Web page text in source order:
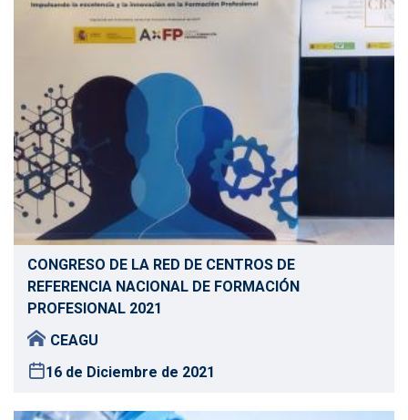
CONGRESO DE LA RED DE CENTROS DE
REFERENCIA NACIONAL DE FORMACIÓN
PROFESIONAL 2021
CEAGU
16 de Diciembre de 2021